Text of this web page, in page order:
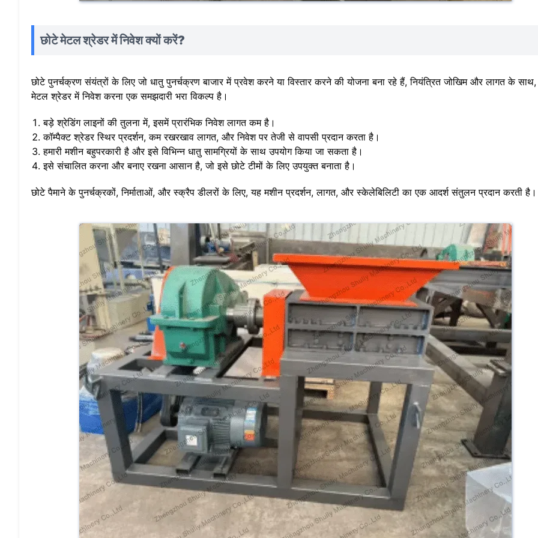
छोटे मेटल श्रेडर में निवेश क्यों करें?
छोटे पुनर्चक्रण संयंत्रों के लिए जो धातु पुनर्चक्रण बाजार में प्रवेश करने या विस्तार करने की योजना बना रहे हैं, नियंत्रित जोखिम और लागत के
मेटल श्रेडर में निवेश करना एक समझदारी भरा विकल्प है।
बड़े श्रेडिंग लाइनों की तुलना में, इसमें प्रारंभिक निवेश लागत कम है।
कॉम्पैक्ट श्रेडर स्थिर प्रदर्शन, कम रखरखाव लागत, और निवेश पर तेजी से वापसी प्रदान करता है।
हमारी मशीन बहुपरकारी है और इसे विभिन्न धातु सामग्रियों के साथ उपयोग किया जा सकता है।
इसे संचालित करना और बनाए रखना आसान है, जो इसे छोटे टीमों के लिए उपयुक्त बनाता है।
छोटे पैमाने के पुनर्चक्रकों, निर्माताओं, और स्क्रैप डीलरों के लिए, यह मशीन प्रदर्शन, लागत, और स्केलेबिलिटी का एक आदर्श संतुलन प्रदान करती है।